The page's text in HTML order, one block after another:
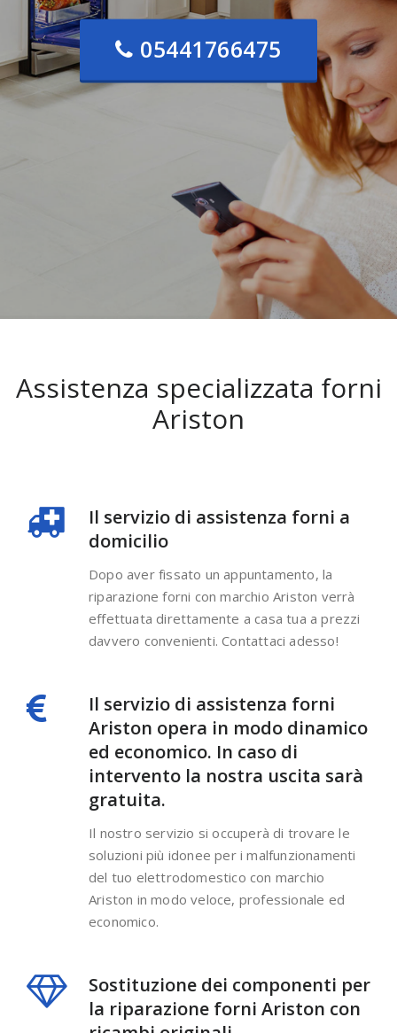
05441766475
Assistenza specializzata forni
Ariston
Il servizio di assistenza forni a
domicilio
Dopo aver fissato un appuntamento, la
riparazione forni con marchio Ariston verrà
effettuata direttamente a casa tua a prezzi
davvero convenienti. Contattaci adesso!
Il servizio di assistenza forni
Ariston opera in modo dinamico
ed economico. In caso di
intervento la nostra uscita sarà
gratuita.
Il nostro servizio si occuperà di trovare le
soluzioni più idonee per i malfunzionamenti
del tuo elettrodomestico con marchio
Ariston in modo veloce, professionale ed
economico.
Sostituzione dei componenti per
la riparazione forni Ariston con